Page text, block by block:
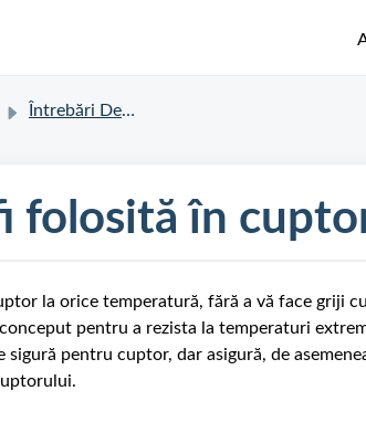
Întrebări Despre Emura
folosită în
la orice temperatură, fără a vă face griji
pentru a rezista la temperaturi
pentru cuptor, dar asigură, de